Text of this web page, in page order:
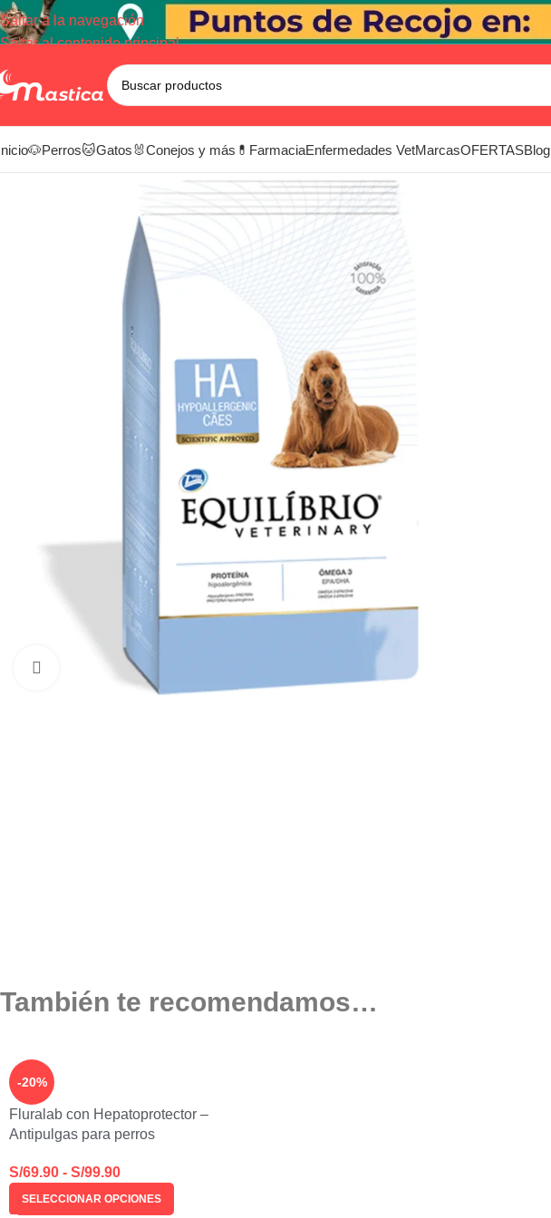
Saltar a la navegación
Saltar al contenido principal
🐶Perros🐱Gatos🐰Conejos y más 💊FarmaciaEnfermedades VetMarcasOFERTASBlog
Haga clic para ampliar
También te recomendamos…
-20%
Fluralab con Hepatoprotector –
Antipulgas para perros
S/69.90 - S/99.90
SELECCIONAR OPCIONES